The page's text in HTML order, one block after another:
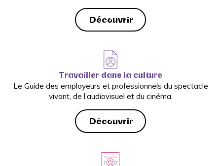
Découvrir
Travailler dans la culture
Le Guide des employeurs et professionnels du spectacle
vivant, de l’audiovisuel et du cinéma.
Découvrir